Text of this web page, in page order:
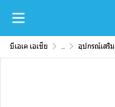
บีเอเค เอเชีย ... อุปกรณ์เสริม